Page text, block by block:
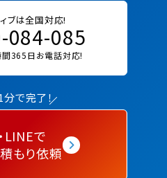
ブは全国対応!
084-085
365日お電話対応!
分で完了！
LINEで
もり依頼